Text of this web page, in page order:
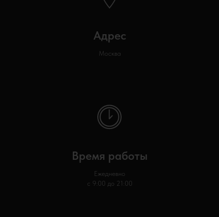
Адрес
Москва
Время работы
Ежедневно
с 9:00 до 21:00